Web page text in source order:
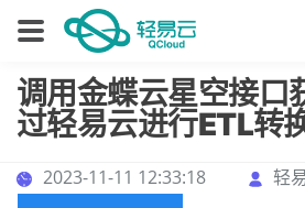
调用金蝶云星空接口
过轻易云进行ETL转
2023-11-11 12:33:18 轻